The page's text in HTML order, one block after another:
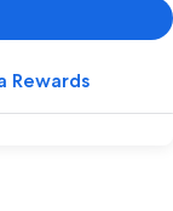
Rewards